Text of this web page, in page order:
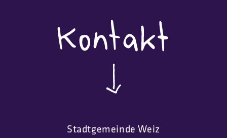
Stadtgemeinde Weiz